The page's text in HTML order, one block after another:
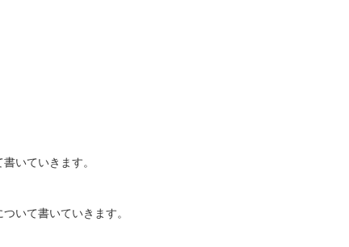
いていきます。
いて書いていきます。